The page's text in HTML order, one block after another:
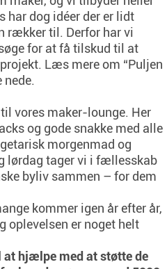
har dog idéer der er lidt
rækker til. Derfor har vi
for at få tilskud til at
Læs mere om “Puljen
vores maker-lounge. Her
og gode snakke med alle
morgenmad og
lørdag tager vi i fællesskab
byliv sammen – for dem
kommer igen år efter år,
oplevelsen er noget helt
hjælpe med at støtte de